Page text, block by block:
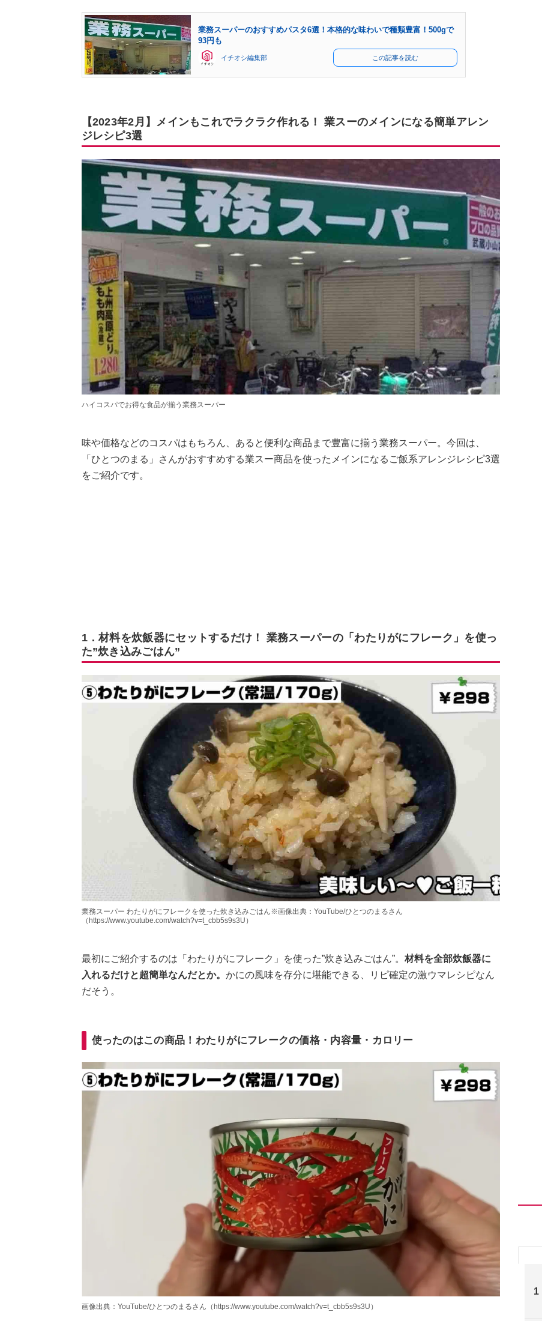
業務スーパーのおすすめパスタ6選！本格的な味わいで種類豊富！500gで
93円も
イチオシ編集部 この記事を読む
【2023年2月】メインもこれでラクラク作れる！ 業スーのメインになる簡単アレン
ジレシピ3選
ハイコスパでお得な食品が揃う業務スーパー
味や価格などのコスパはもちろん、あると便利な商品まで豊富に揃う業務スーパー。今回は、
「ひとつのまる」さんがおすすめする業スー商品を使ったメインになるご飯系アレンジレシピ3選
をご紹介です。
1．材料を炊飯器にセットするだけ！ 業務スーパーの「わたりがにフレーク」を使っ
た”炊き込みごはん”
業務スーパー わたりがにフレークを使った炊き込みごはん※画像出典：YouTube/ひとつのまるさん
（https://www.youtube.com/watch?v=t_cbb5s9s3U）
最初にご紹介するのは「わたりがにフレーク」を使った”炊き込みごはん”。 材料を全部炊飯器に
入れるだけと超簡単なんだとか。 かにの風味を存分に堪能できる、リピ確定の激ウマレシピなん
だそう。
使ったのはこの商品！わたりがにフレークの価格・内容量・カロリー
画像出典：YouTube/ひとつのまるさん（https://www.youtube.com/watch?v=t_cbb5s9s3U）
1